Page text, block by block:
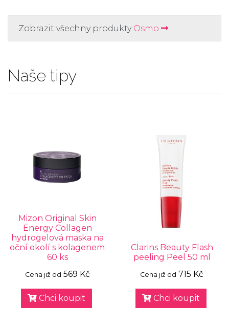
Zobrazit všechny produkty Osmo
Naše tipy
Mizon Original Skin
Energy Collagen
hydrogelová maska na
oční okolí s kolagenem
60 ks
Cena již od 569 Kč
Chci koupit
Clarins Beauty Flash
peeling Peel 50 ml
Cena již od 715 Kč
Chci koupit